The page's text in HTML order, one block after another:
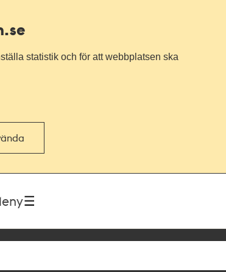
statistik och för att webbplatsen ska